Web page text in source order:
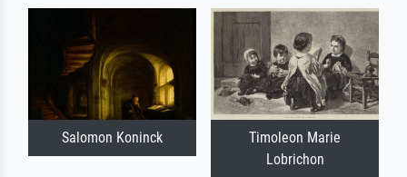
Salomon Koninck
Timoleon Marie
Lobrichon